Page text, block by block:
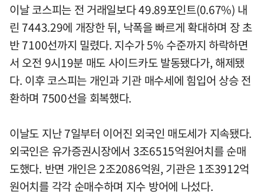
이날 코스피는 전 거래일보다 49.89포인트(0.67%) 내
린 7443.29에 개장한 뒤, 낙폭을 빠르게 확대하며 장 초
반 7100선까지 밀렸다. 지수가 5% 수준까지 하락하면
서 오전 9시19분 매도 사이드카도 발동됐다가, 해제됐
다. 이후 코스피는 개인과 기관 매수세에 힘입어 상승 전
환하며 7500선을 회복했다.
이날도 지난 7일부터 이어진 외국인 매도세가 지속됐다.
외국인은 유가증권시장에서 3조6515억원어치를 순매
도했다. 반면 개인은 2조2086억원, 기관은 1조3912억
원어치를 각각 순매수하며 지수 방어에 나섰다.